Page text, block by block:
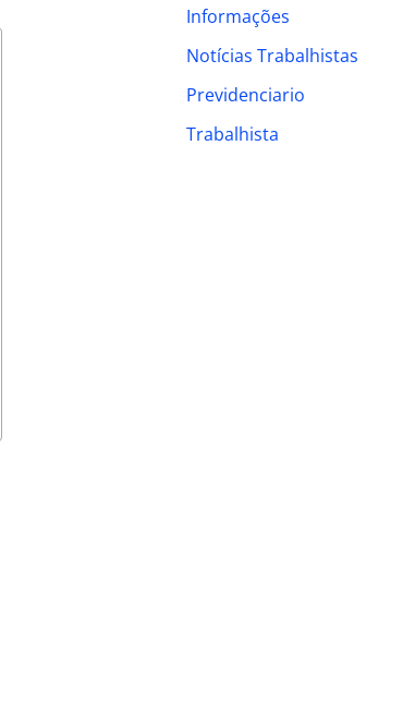
o
r
:
Informações
Notícias Trabalhistas
Previdenciario
Trabalhista